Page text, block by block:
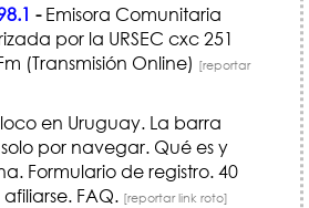
-Emisora Comunitaria
por la URSEC cxc 251
(Transmisión Online) [reportar
en Uruguay. La barra
por navegar. Qué es y
Formulario de registro. 40
FAQ. [reportar link roto]